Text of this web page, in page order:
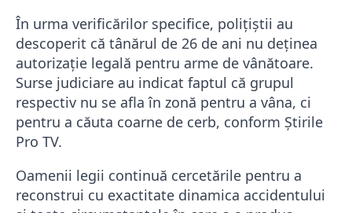
În urma verificărilor specifice, polițiștii au
descoperit că tânărul de 26 de ani nu deținea
autorizație legală pentru arme de vânătoare.
Surse judiciare au indicat faptul că grupul
respectiv nu se afla în zonă pentru a vâna, ci
pentru a căuta coarne de cerb, conform Știrile
Pro TV.
Oamenii legii continuă cercetările pentru a
reconstrui cu exactitate dinamica accidentului